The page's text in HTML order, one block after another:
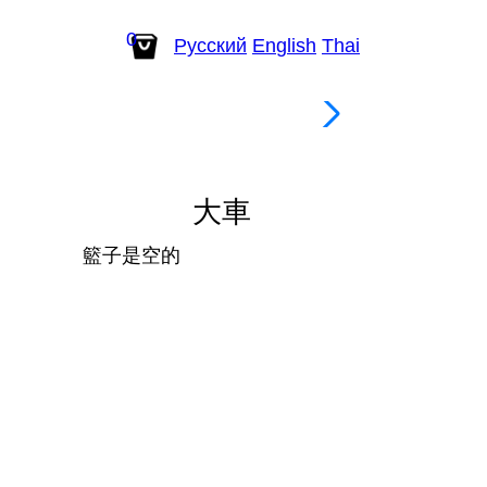
0 Русский English Thai
大車
籃子是空的